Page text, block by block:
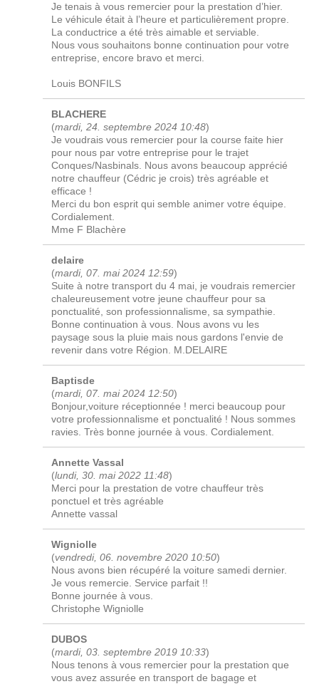
Je tenais à vous remercier pour la prestation d’hier.
Le véhicule était à l’heure et particulièrement propre.
La conductrice a été très aimable et serviable.
Nous vous souhaitons bonne continuation pour votre
entreprise, encore bravo et merci.
Louis BONFILS
BLACHERE
(mardi, 24. septembre 2024 10:48)
Je voudrais vous remercier pour la course faite hier
pour nous par votre entreprise pour le trajet
Conques/Nasbinals. Nous avons beaucoup apprécié
notre chauffeur (Cédric je crois) très agréable et
efficace !
Merci du bon esprit qui semble animer votre équipe.
Cordialement.
Mme F Blachère
delaire
(mardi, 07. mai 2024 12:59)
Suite à notre transport du 4 mai, je voudrais remercier
chaleureusement votre jeune chauffeur pour sa
ponctualité, son professionnalisme, sa sympathie.
Bonne continuation à vous. Nous avons vu les
paysage sous la pluie mais nous gardons l'envie de
revenir dans votre Région. M.DELAIRE
Baptisde
(mardi, 07. mai 2024 12:50)
Bonjour,voiture réceptionnée ! merci beaucoup pour
votre professionnalisme et ponctualité ! Nous sommes
ravies. Très bonne journée à vous. Cordialement.
Annette Vassal
(lundi, 30. mai 2022 11:48)
Merci pour la prestation de votre chauffeur très
ponctuel et très agréable
Annette vassal
Wigniolle
(vendredi, 06. novembre 2020 10:50)
Nous avons bien récupéré la voiture samedi dernier.
Je vous remercie. Service parfait !!
Bonne journée à vous.
Christophe Wigniolle
DUBOS
(mardi, 03. septembre 2019 10:33)
Nous tenons à vous remercier pour la prestation que
vous avez assurée en transport de bagage et